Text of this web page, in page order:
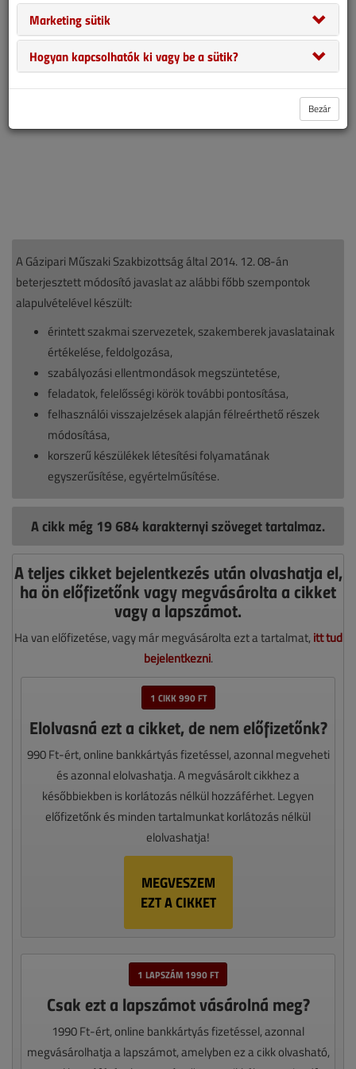
A Gázipari Műszaki Szakbizottság által 2014. 12. 08-án
beterjesztett módosító javaslat az alábbi főbb szempontok
alapulvételével készült:
érintett szakmai szervezetek, szakemberek javaslatainak
értékelése, feldolgozása,
szabályozási ellentmondások megszüntetése,
feladatok, felelősségi körök további pontosítása,
felhasználói visszajelzések alapján félreérthető részek
módosítása,
korszerű készülékek létesítési folyamatának
egyszerűsítése, egyértelműsítése.
A cikk még 19 684 karakternyi szöveget tartalmaz.
A teljes cikket bejelentkezés után olvashatja el,
ha ön előfizetőnk vagy megvásárolta a cikket
vagy a lapszámot.
Ha van előfizetése, vagy már megvásárolta ezt a tartalmat, itt tud
bejelentkezni.
1 CIKK 990 FT
Elolvasná ezt a cikket, de nem előfizetőnk?
990 Ft-ért, online bankkártyás fizetéssel, azonnal megveheti
és azonnal elolvashatja. A megvásárolt cikkhez a
későbbiekben is korlátozás nélkül hozzáférhet. Legyen
előfizetőnk és minden tartalmunkat korlátozás nélkül
elolvashatja!
MEGVESZEM
EZT A CIKKET
1 LAPSZÁM 1990 FT
Csak ezt a lapszámot vásárolná meg?
1990 Ft-ért, online bankkártyás fizetéssel, azonnal
megvásárolhatja a lapszámot, amelyben ez a cikk olvasható,
Marketing sütik
Hogyan kapcsolhatók ki vagy be a sütik?
Bezár